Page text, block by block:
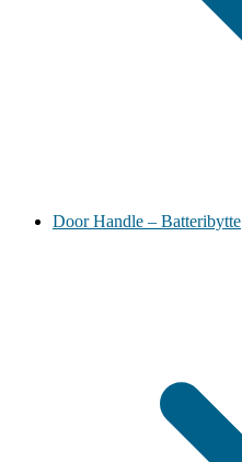
Door Handle – Batteribytte